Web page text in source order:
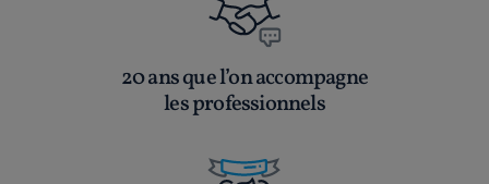
20 ans que l’on accompagne
les professionnels